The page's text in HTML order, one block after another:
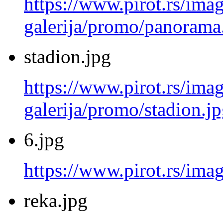
galerija/promo/
stadion.jpg
https://www.pirot.rs/
galerija/promo/
6.jpg
https://www.pirot.rs/
reka.jpg